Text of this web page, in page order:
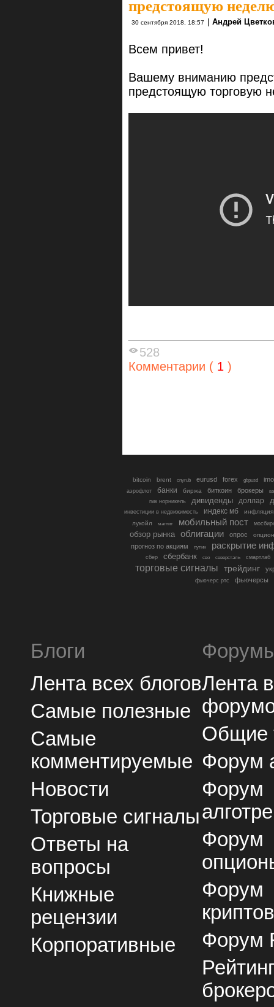
предстоящую
30 сентября 2018, 18:57 | Андрей
Всем привет!
Вашему вниманию
предстоящую торговую
528
Комментарии ( 1 )
bitcoin brent cnyrub eurusd forex gbpusd
аэрофлот банки биржа биткоин брокеры
гмк норникель
дивиденды доллар
инвестиции в недвижимость индекс мб
инфляция
лукойл
магнит мобильный пост
обзор рынка облигации опрос
прогноз по акциям путин раскрытие
сбер сбербанк сво северсталь смартлаб
торговые сигналы трейдинг
фьючерс ртс фьючерсы
Блоги
Лента всех блогов
Самые полезные
Самые
комментируемые
Новости
Торговые сигналы
Ответы на
вопросы
Книжные
рецензии
Корпоративные
Лента
Общие
Форум
Форум
Форум
Форум
Форум